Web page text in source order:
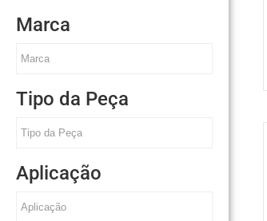
Marca
Tipo da Peça
Aplicação